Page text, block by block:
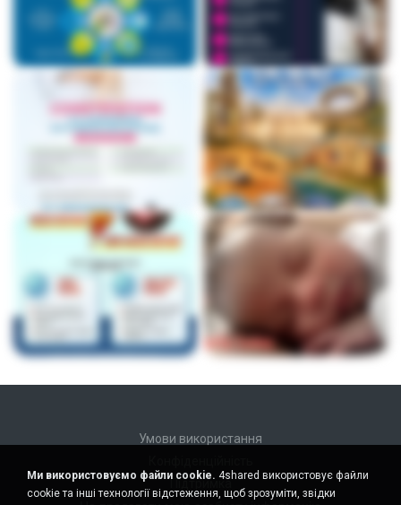
Умови використання
Підтримка
Ми використовуємо файли cookie. 4shared використовує файли
cookie та інші технології відстеження, щоб зрозуміти, звідки